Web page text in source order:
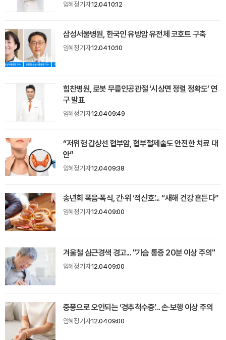
임혜정 기자12.04 10:12
삼성서울병원, 한국인 유방암 유전체 코호트 구축
임혜정 기자12.04 10:10
힘찬병원, 로봇 무릎인공관절 ‘시상면 정렬 정확도’ 연
구 발표
임혜정 기자12.04 09:49
“저위험 갑상선 협부암, 협부절제술도 안전한 치료 대
안”
임혜정 기자12.04 09:38
송년회 폭음·폭식, 간·위 ‘적신호’... “새해 건강 흔든다”
임혜정 기자12.04 09:00
겨울철 심근경색 경고... "가슴 통증 20분 이상 주의"
임혜정 기자12.04 09:00
중풍으로 오인되는 ‘경추척수증’... 손·보행 이상 주의
임혜정 기자12.04 09:00